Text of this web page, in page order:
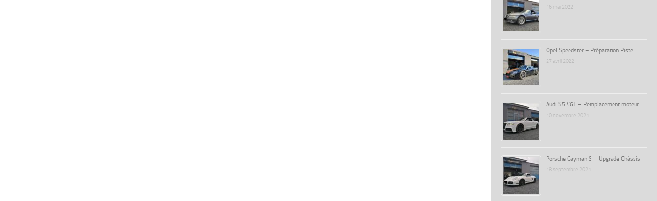
16 mai 2022
Opel Speedster – Préparation Piste
27 avril 2022
Audi S5 V6T – Remplacement moteur
10 novembre 2021
Porsche Cayman S – Upgrade Châssis
18 septembre 2021